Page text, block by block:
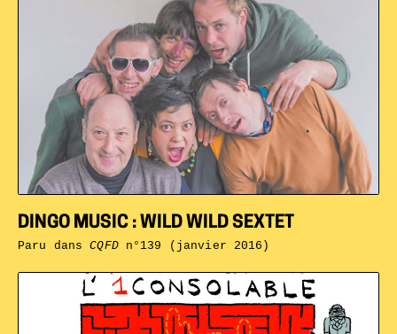
DINGO MUSIC : WILD WILD SEXTET
Paru dansCQFDn°139 (janvier 2016)